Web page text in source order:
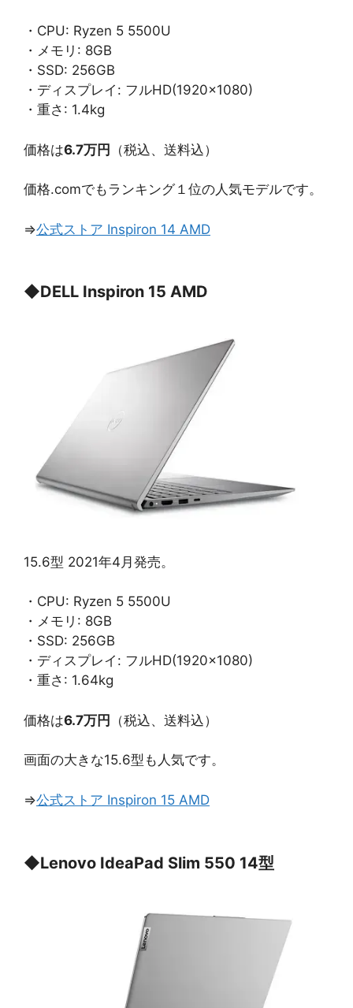
・CPU: Ryzen 5 5500U
・メモリ: 8GB
・SSD: 256GB
・ディスプレイ: フルHD(1920×1080)
・重さ: 1.4kg
価格は6.7万円 （税込、送料込）
価格.comでもランキング１位の人気モデルです。
⇒公式ストア Inspiron 14 AMD
◆DELL Inspiron 15 AMD
15.6型 2021年4月発売。
・CPU: Ryzen 5 5500U
・メモリ: 8GB
・SSD: 256GB
・ディスプレイ: フルHD(1920×1080)
・重さ: 1.64kg
価格は6.7万円 （税込、送料込）
画面の大きな15.6型も人気です。
⇒公式ストア Inspiron 15 AMD
◆Lenovo IdeaPad Slim 550 14型